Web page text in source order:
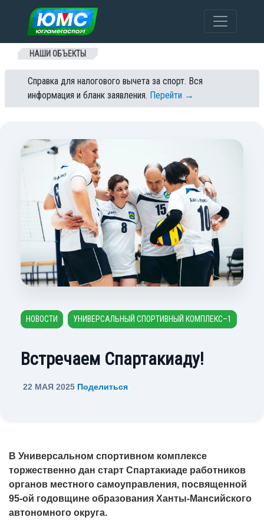
Перейти к содержанию
НАШИ ОБЪЕКТЫ
Справка для налогового вычета за спорт. Вся
информация и бланк заявления. Перейти →
НОВОСТИ УНИВЕРСАЛЬНЫЙ СПОРТИВНЫЙ КОМПЛЕКС–1
Встречаем Спартакиаду!
22 МАЯ 2025 Поделиться
В Универсальном спортивном комплексе
торжественно дан старт Спартакиаде работников
органов местного самоуправления, посвященной
95-ой годовщине образования Ханты-Мансийского
автономного округа.